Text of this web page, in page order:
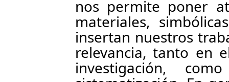
nos permite poner
materiales,
insertan nuestros
relevancia, tanto en
investigación,